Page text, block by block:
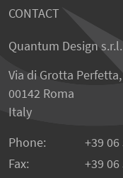
CONTACT
Quantum Design s.r.l.
Via di Grotta
00142 Roma
Italy
Phone:
+39 06
Fax:
+39 06